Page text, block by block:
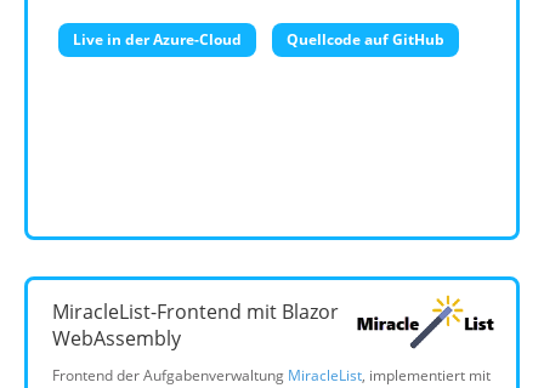
Live in der Azure-Cloud Quellcode auf GitHub
MiracleList-Frontend mit Blazor
WebAssembly
Frontend der Aufgabenverwaltung MiracleList, implementiert mit